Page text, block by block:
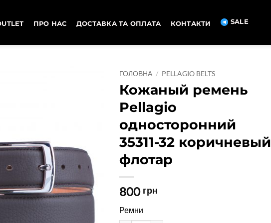
ПРО НАС ДОСТАВКА ТА ОПЛАТА КОНТАКТИ SALE
ГОЛОВНА / PELLAGIO BELTS
Кожаный ремень
Pellagio
односторонний
35311-32 коричневый
флотар
800 грн
Ремни